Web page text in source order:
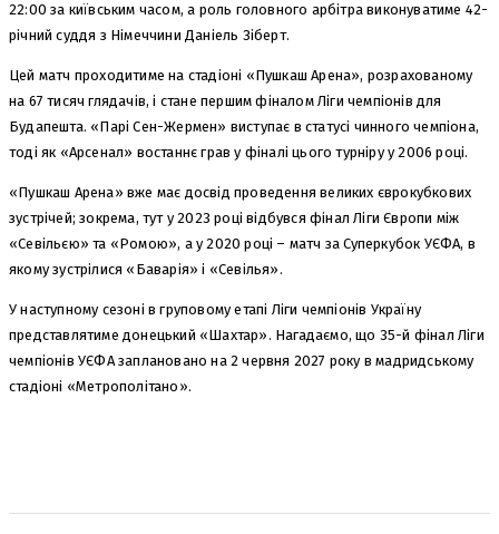
22:00 за київським часом, а роль головного арбітра виконуватиме 42-
річний суддя з Німеччини Даніель Зіберт.
Цей матч проходитиме на стадіоні «Пушкаш Арена», розрахованому
на 67 тисяч глядачів, і стане першим фіналом Ліги чемпіонів для
Будапешта. «Парі Сен-Жермен» виступає в статусі чинного чемпіона,
тоді як «Арсенал» востаннє грав у фіналі цього турніру у 2006 році.
«Пушкаш Арена» вже має досвід проведення великих єврокубкових
зустрічей; зокрема, тут у 2023 році відбувся фінал Ліги Європи між
«Севільєю» та «Ромою», а у 2020 році – матч за Суперкубок УЄФА, в
якому зустрілися «Баварія» і «Севілья».
У наступному сезоні в груповому етапі Ліги чемпіонів Україну
представлятиме донецький «Шахтар». Нагадаємо, що 35-й фінал Ліги
чемпіонів УЄФА заплановано на 2 червня 2027 року в мадридському
стадіоні «Метрополітано».